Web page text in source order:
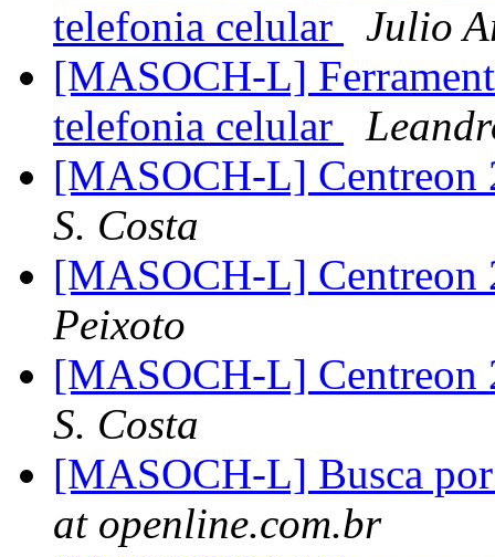
telefonia celular
Julio
[MASOCH-L]
telefonia celular
[MASOCH-L] Centreon
S. Costa
[MASOCH-L] Centreon
Peixoto
[MASOCH-L] Centreon
S. Costa
[MASOCH-L] Busca
at openline.com.br